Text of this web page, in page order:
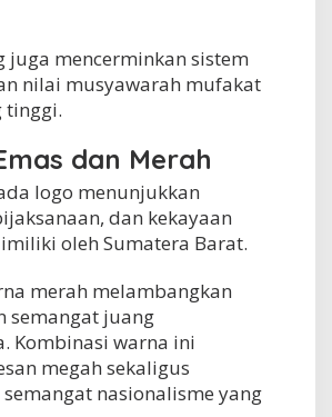
juga mencerminkan sistem
nilai musyawarah mufakat
tinggi.
dan Merah
logo menunjukkan
dan kekayaan
oleh Sumatera Barat.
merah melambangkan
semangat juang
Kombinasi warna ini
megah sekaligus
nasionalisme yang